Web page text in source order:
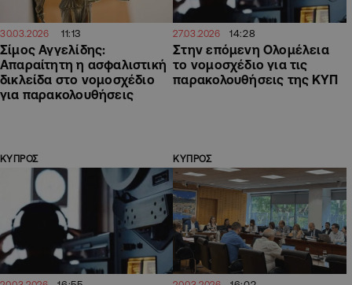
30.03.2026 11:13
Σίμος Αγγελίδης:
Απαραίτητη η ασφαλιστική
δικλείδα στο νομοσχέδιο
για παρακολουθήσεις
27.03.2026 14:28
Στην επόμενη Oλομέλεια
το νομοσχέδιο για τις
παρακολουθήσεις της ΚΥΠ
ΚΥΠΡΟΣ ΚΥΠΡΟΣ